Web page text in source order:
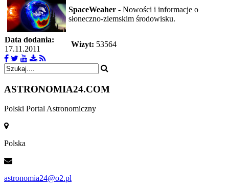
SpaceWeaher - Nowości i informacje o
słoneczno-ziemskim środowisku.
Data dodania:
17.11.2011
Wizyt: 53564
ASTRONOMIA24.COM
Polski Portal Astronomiczny
Polska
astronomia24@o2.pl